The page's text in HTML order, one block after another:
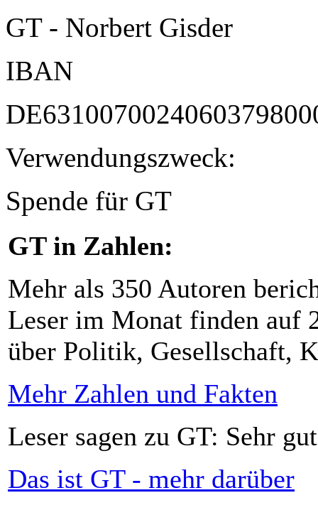
GT - Norbert Gisder
IBAN
Verwendungszweck:
Spende für GT
GT in Zahlen:
Mehr als 350 Autoren
Leser im Monat finden auf
über Politik, Gesellschaft,
Mehr Zahlen und Fakten
Leser sagen zu GT: Sehr
Das ist GT - mehr darüber